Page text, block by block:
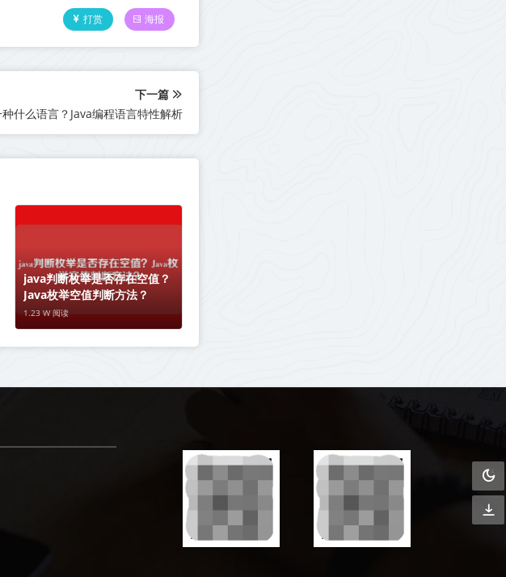
打赏 海报
下一篇
什么语言？Java编程语言特性解析
java判断枚举是否存在空值？
Java枚举空值判断方法？
1.23 W 阅读